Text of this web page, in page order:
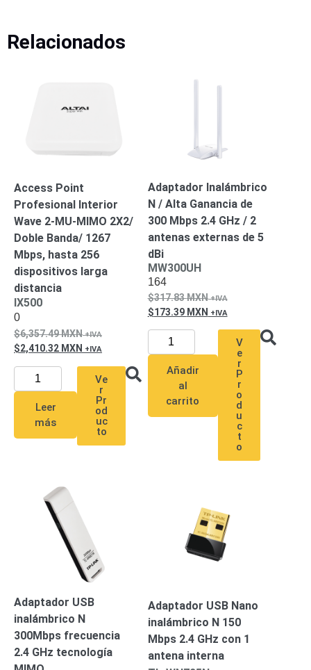
HemisféricasLente
RecordersProfesionales
Cámaras
y DVRs
HD
TurboHD
/ AHD /
HD-TVI
Salinos
BalaDomo
TurretEspeciales
MotorizadoOcultas
Pinhole
PTZVideograbadoras
Analógicas
- TurboHD
Industrial
Cámaras
Industriales
Energía
Adaptadores
Baterías
de
Alimentación
de
Alimentación
Relacionados
Access Point
Profesional Interior
Wave 2-MU-MIMO 2X2/
Doble Banda/ 1267
Mbps, hasta 256
dispositivos larga
distancia
IX500
0
6,357.49MXN
2,410.32 MXN
Leer
más
Ve
r
Pr
od
uc
to
Adaptador Inalámbrico
N / Alta Ganancia de
300 Mbps 2.4 GHz / 2
antenas externas de 5
dBi
MW300UH
164
317.83MXN
173.39 MXN
Añadir
al
carrito
V
e
r
P
r
o
d
u
c
t
o
Adaptador USB
inalámbrico N
300Mbps frecuencia
2.4 GHz tecnología
Adaptador USB Nano
inalámbrico N 150
Mbps 2.4 GHz con 1
antena interna